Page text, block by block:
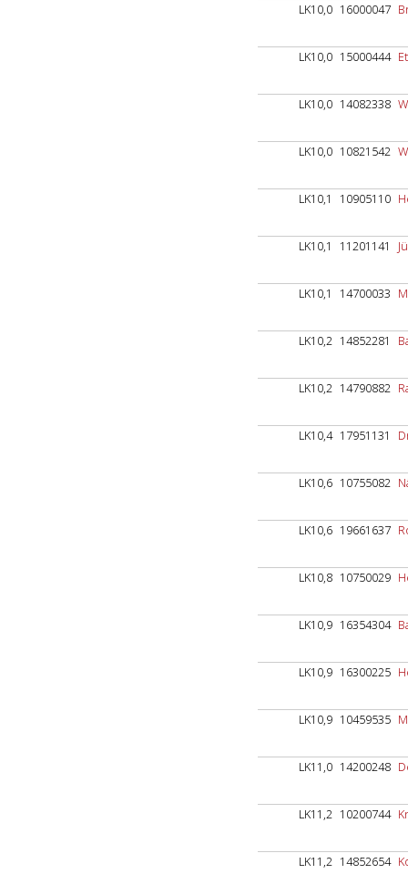
LK10,0 16000047
LK10,0 15000444
LK10,0 14082338
LK10,0 10821542
LK10,1 10905110
LK10,1 11201141
LK10,1 14700033
LK10,2 14852281
LK10,2 14790882
LK10,4 17951131
LK10,6 10755082
LK10,6 19661637
LK10,8 10750029
LK10,9 16354304
LK10,9 16300225
LK10,9 10459535
LK11,0 14200248
LK11,2 10200744
LK11,2 14852654